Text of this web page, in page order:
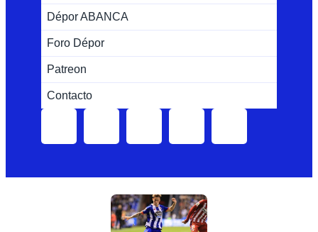
Dépor ABANCA
Foro Dépor
Patreon
Contacto